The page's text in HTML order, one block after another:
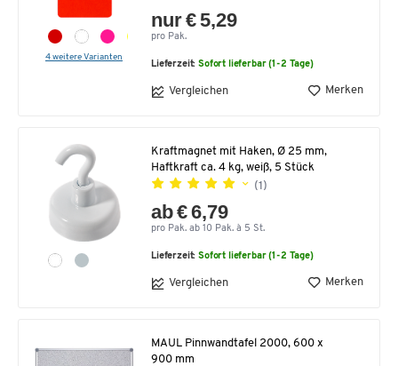
4 weitere Varianten
nur € 5,29
pro Pak.
Lieferzeit:Sofort lieferbar (1-2 Tage)
Vergleichen Merken
Kraftmagnet mit Haken, Ø 25 mm,
Haftkraft ca. 4 kg, weiß, 5 Stück
(1)
ab € 6,79
pro Pak. ab 10 Pak. à 5 St.
Lieferzeit:Sofort lieferbar (1-2 Tage)
Vergleichen Merken
MAUL Pinnwandtafel 2000, 600 x
900 mm